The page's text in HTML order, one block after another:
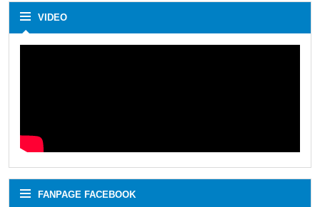
VIDEO
FANPAGE FACEBOOK